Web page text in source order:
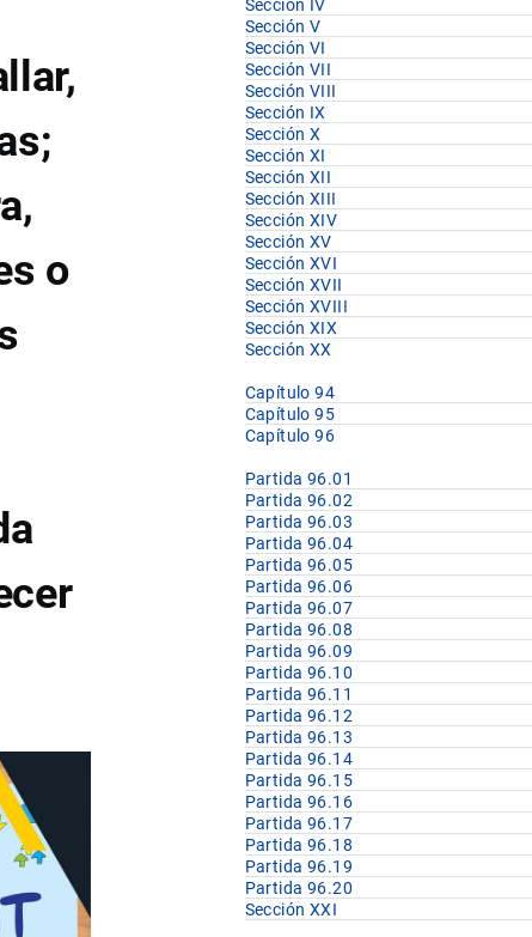
o
Sección IV
Sección V
Sección VI
Sección VII
Sección VIII
Sección IX
Sección X
Sección XI
Sección XII
Sección XIII
Sección XIV
Sección XV
Sección XVI
Sección XVII
Sección XVIII
Sección XIX
Sección XX
Capítulo 94
Capítulo 95
Capítulo 96
Partida 96.01
Partida 96.02
Partida 96.03
Partida 96.04
Partida 96.05
Partida 96.06
Partida 96.07
Partida 96.08
Partida 96.09
Partida 96.10
Partida 96.11
Partida 96.12
Partida 96.13
Partida 96.14
Partida 96.15
Partida 96.16
Partida 96.17
Partida 96.18
Partida 96.19
Partida 96.20
Sección XXI